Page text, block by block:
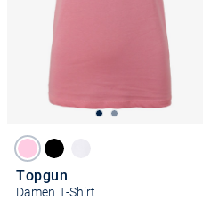
Topgun
Damen T-Shirt